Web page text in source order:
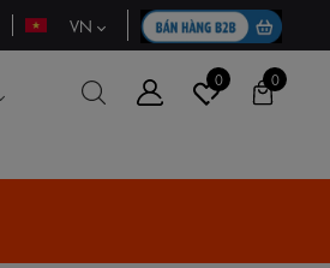
VN
0 0